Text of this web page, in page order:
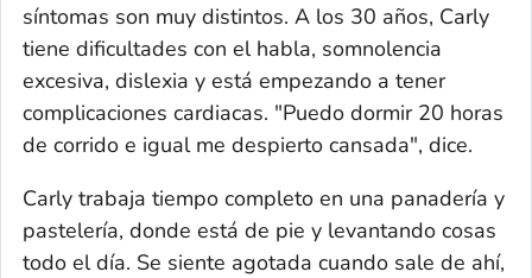
síntomas son muy distintos. A los 30 años, Carly
tiene dificultades con el habla, somnolencia
excesiva, dislexia y está empezando a tener
complicaciones cardiacas. "Puedo dormir 20 horas
de corrido e igual me despierto cansada", dice.
Carly trabaja tiempo completo en una panadería y
pastelería, donde está de pie y levantando cosas
todo el día. Se siente agotada cuando sale de ahí,